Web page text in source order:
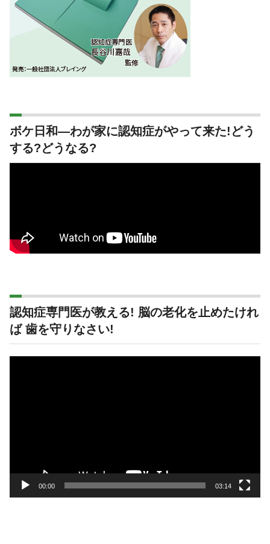
ボケ日和―わが家に認知症がやって来た!どう
する?どうなる?
認知症専門医が教える! 脳の老化を止めたけれ
ば 歯を守りなさい!
00:00 03:14